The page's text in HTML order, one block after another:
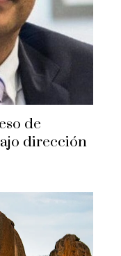
de
dirección